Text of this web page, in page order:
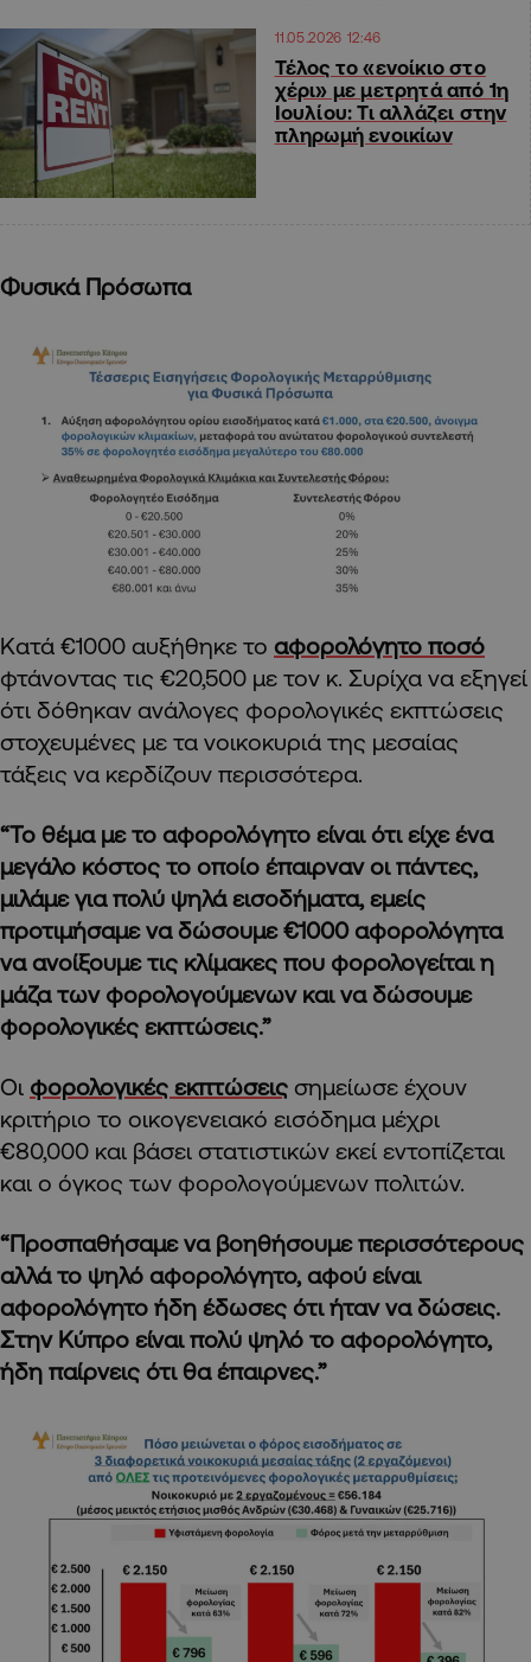
11.05.2026 12:46
Τέλος το «ενοίκιο στο
χέρι» με μετρητά από 1η
Ιουλίου: Τι αλλάζει στην
πληρωμή ενοικίων
Φυσικά Πρόσωπα
Κατά €1000 αυξήθηκε το αφορολόγητο ποσό
φτάνοντας τις €20,500 με τον κ. Συρίχα να εξηγεί
ότι δόθηκαν ανάλογες φορολογικές εκπτώσεις
στοχευμένες με τα νοικοκυριά της μεσαίας
τάξεις να κερδίζουν περισσότερα.
“Το θέμα με το αφορολόγητο είναι ότι είχε ένα
μεγάλο κόστος το οποίο έπαιρναν οι πάντες,
μιλάμε για πολύ ψηλά εισοδήματα, εμείς
προτιμήσαμε να δώσουμε €1000 αφορολόγητα
να ανοίξουμε τις κλίμακες που φορολογείται η
μάζα των φορολογούμενων και να δώσουμε
φορολογικές εκπτώσεις.”
Οι φορολογικές εκπτώσεις σημείωσε έχουν
κριτήριο το οικογενειακό εισόδημα μέχρι
€80,000 και βάσει στατιστικών εκεί εντοπίζεται
και ο όγκος των φορολογούμενων πολιτών.
“Προσπαθήσαμε να βοηθήσουμε περισσότερους
αλλά το ψηλό αφορολόγητο, αφού είναι
αφορολόγητο ήδη έδωσες ότι ήταν να δώσεις.
Στην Κύπρο είναι πολύ ψηλό το αφορολόγητο,
ήδη παίρνεις ότι θα έπαιρνες.”